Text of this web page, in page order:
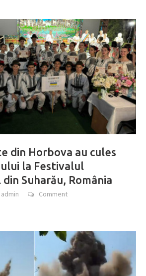
din Horbova au cules
la Festivalul
Suharău, România
admin Comment